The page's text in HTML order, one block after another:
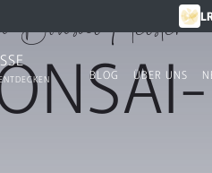
BLOG ÜBER UNS
Bonsai-Meister